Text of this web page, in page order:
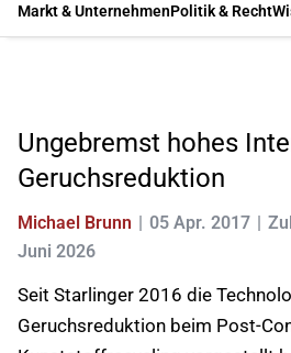
Markt & UnternehmenPolitik & Recht
Ungebremst hohes
Geruchsreduktion
Michael Brunn 05 Apr. 2017
Juni 2026
Seit Starlinger 2016 die
Geruchsreduktion beim Post-